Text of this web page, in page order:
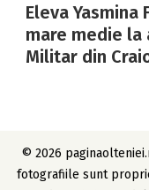
Eleva
mare medie la
Militar din
© 2026
fotografiile sunt